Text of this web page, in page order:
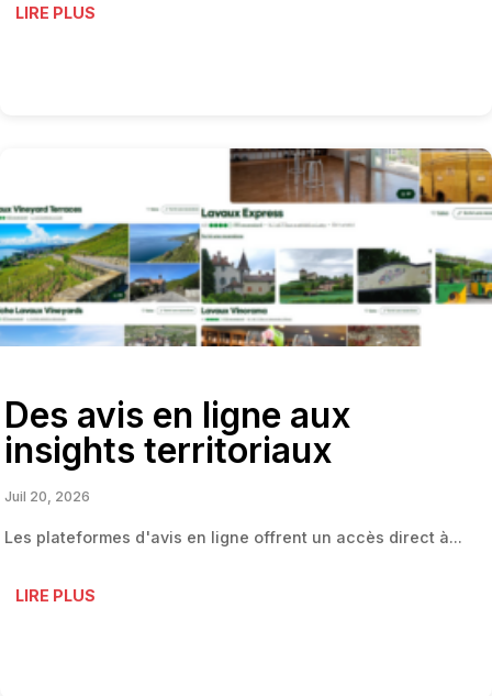
LIRE PLUS
Des avis en ligne aux
insights territoriaux
Juil 20, 2026
Les plateformes d'avis en ligne offrent un accès direct à...
LIRE PLUS